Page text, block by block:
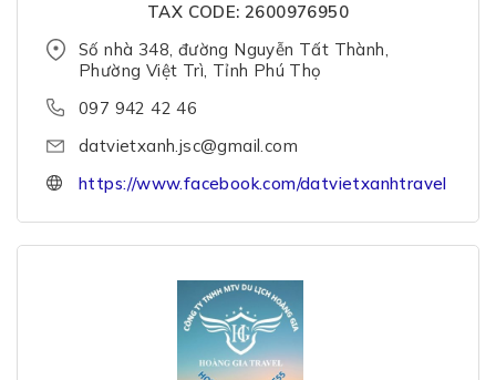
TAX CODE: 2600976950
Số nhà 348, đường Nguyễn Tất Thành,
Phường Việt Trì, Tỉnh Phú Thọ
097 942 42 46
datvietxanh.jsc@gmail.com
https://www.facebook.com/datvietxanhtravel